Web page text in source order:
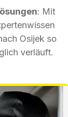
: Mit
Osijek so
verläuft.